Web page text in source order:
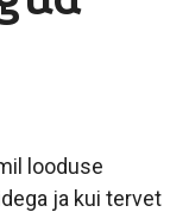
looduse
ja kui tervet